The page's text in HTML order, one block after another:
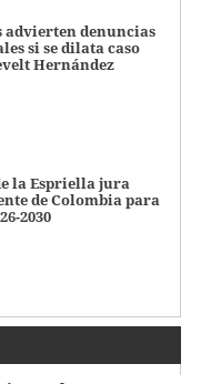
advierten denuncias
si se dilata caso
Hernández
la Espriella jura
de Colombia para
2030